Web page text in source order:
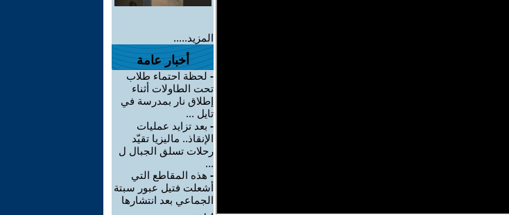
المزيد.....
أخبار عامة
- لحظة احتماء طلاب
تحت الطاولات أثناء
إطلاق نار بمدرسة في
تايل ...
- بعد تزايد عمليات
الإنقاذ.. ماليزيا تقيّد
رحلات تسلق الجبال ل
...
- هذه المقاطع التي
أشعلت فتيل عبور سبتة
الجماعي بعد انتشارها
ب ...